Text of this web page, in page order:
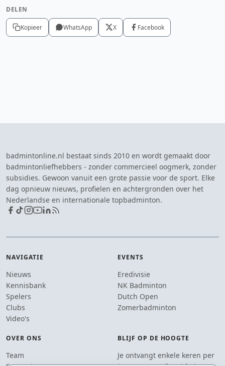
DELEN
Kopieer WhatsApp X Facebook
badmintonline.nl bestaat sinds 2010 en wordt gemaakt door
badmintonliefhebbers - zonder commercieel oogmerk, zonder
subsidies. Gewoon vanuit een grote passie voor de sport. Elke
dag opnieuw nieuws, profielen en achtergronden over het
Nederlandse en internationale topbadminton.
NAVIGATIE
Nieuws
Kennisbank
Spelers
Clubs
Video's
EVENTS
Eredivisie
NK Badminton
Dutch Open
Zomerbadminton
OVER ONS
Team
BLIJF OP DE HOOGTE
Je ontvangt enkele keren per